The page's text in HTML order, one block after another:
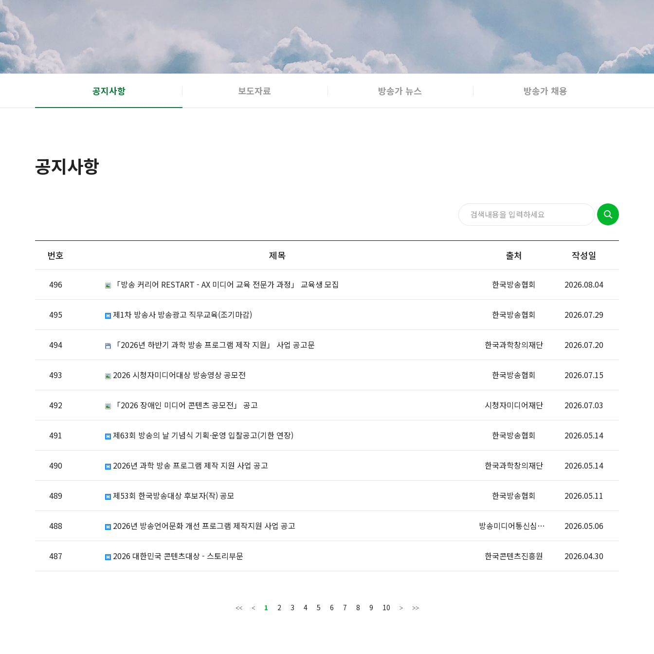
공지사항 보도자료 방송가 뉴스 방송가 채용
공지사항
번호 제목 출처 작성일
496 「방송 커리어 RESTART - AX 미디어 교육 전문가 과정」 교육생 모집 한국방송협회 2026.08.04
495 제1차 방송사 방송광고 직무교육(조기마감) 한국방송협회 2026.07.29
494 「2026년 하반기 과학 방송 프로그램 제작 지원」 사업 공고문 한국과학창의재단 2026.07.20
493 2026 시청자미디어대상 방송영상 공모전 한국방송협회 2026.07.15
492 「2026 장애인 미디어 콘텐츠 공모전」 공고 시청자미디어재단 2026.07.03
491 제63회 방송의 날 기념식 기획·운영 입찰공고(기한 연장) 한국방송협회 2026.05.14
490 2026년 과학 방송 프로그램 제작 지원 사업 공고 한국과학창의재단 2026.05.14
489 제53회 한국방송대상 후보자(작) 공모 한국방송협회 2026.05.11
488 2026년 방송언어문화 개선 프로그램 제작지원 사업 공고 방송미디어통신심의위원회 2026.05.06
487 2026 대한민국 콘텐츠대상 - 스토리부문 한국콘텐츠진흥원 2026.04.30
1 2 3 4 5 6 7 8 9 10